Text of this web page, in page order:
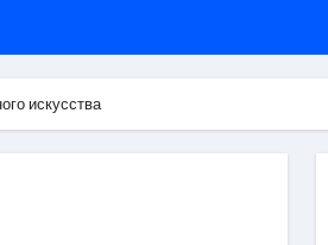
программами,
искусства